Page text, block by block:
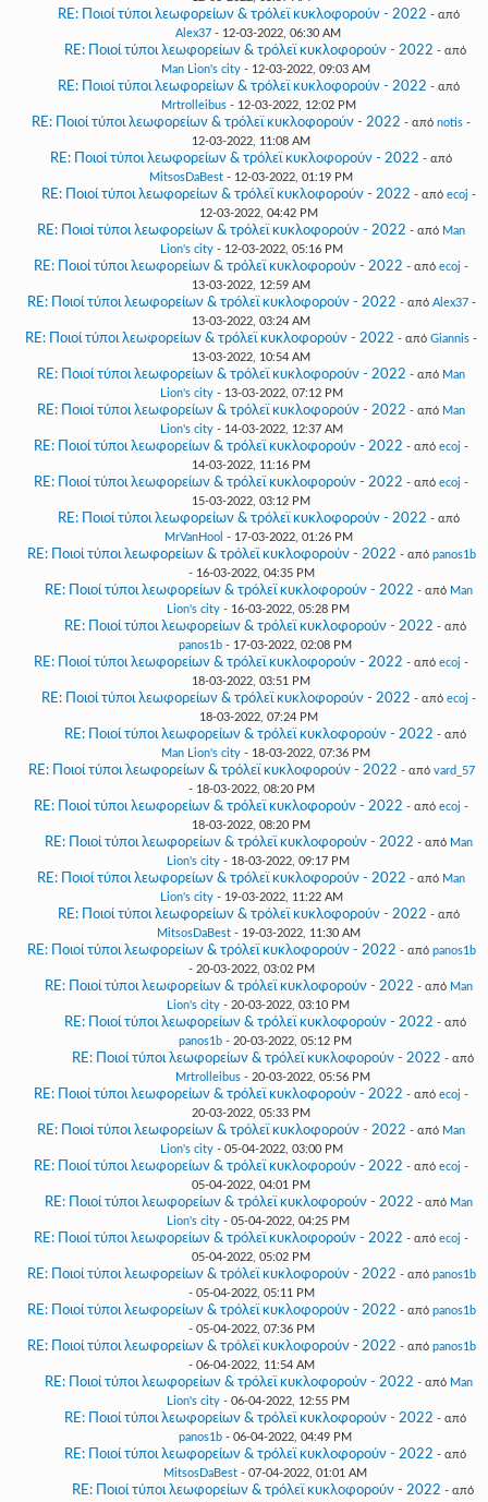
RE: Ποιοί τύποι λεωφορείων & τρόλεϊ κυκλοφορούν - 2022 - από
Alex37 - 12-03-2022, 06:30 AM
RE: Ποιοί τύποι λεωφορείων & τρόλεϊ κυκλοφορούν - 2022 - από
Man Lion's city- 12-03-2022, 09:03 AM
RE: Ποιοί τύποι λεωφορείων & τρόλεϊ κυκλοφορούν - 2022 - από
Mrtrolleibus- 12-03-2022, 12:02 PM
RE: Ποιοί τύποι λεωφορείων & τρόλεϊ κυκλοφορούν - 2022 - από notis -
12-03-2022, 11:08 AM
RE: Ποιοί τύποι λεωφορείων & τρόλεϊ κυκλοφορούν - 2022 - από
MitsosDaBest - 12-03-2022, 01:19 PM
RE: Ποιοί τύποι λεωφορείων & τρόλεϊ κυκλοφορούν - 2022 - από ecoj -
12-03-2022, 04:42 PM
RE: Ποιοί τύποι λεωφορείων & τρόλεϊ κυκλοφορούν - 2022 - από Man
Lion's city- 12-03-2022, 05:16 PM
RE: Ποιοί τύποι λεωφορείων & τρόλεϊ κυκλοφορούν - 2022 - από ecoj -
13-03-2022, 12:59 AM
RE: Ποιοί τύποι λεωφορείων & τρόλεϊ κυκλοφορούν - 2022 - από Alex37-
13-03-2022, 03:24 AM
RE: Ποιοί τύποι λεωφορείων & τρόλεϊ κυκλοφορούν - 2022 - από Giannis -
13-03-2022, 10:54 AM
RE: Ποιοί τύποι λεωφορείων & τρόλεϊ κυκλοφορούν - 2022 - από Man
Lion's city- 13-03-2022, 07:12 PM
RE: Ποιοί τύποι λεωφορείων & τρόλεϊ κυκλοφορούν - 2022 - από Man
Lion's city- 14-03-2022, 12:37 AM
RE: Ποιοί τύποι λεωφορείων & τρόλεϊ κυκλοφορούν - 2022 - από ecoj -
14-03-2022, 11:16 PM
RE: Ποιοί τύποι λεωφορείων & τρόλεϊ κυκλοφορούν - 2022 - από ecoj -
15-03-2022, 03:12 PM
RE: Ποιοί τύποι λεωφορείων & τρόλεϊ κυκλοφορούν - 2022 - από
MrVanHool - 17-03-2022, 01:26 PM
RE: Ποιοί τύποι λεωφορείων & τρόλεϊ κυκλοφορούν - 2022 - από panos1b
- 16-03-2022, 04:35 PM
RE: Ποιοί τύποι λεωφορείων & τρόλεϊ κυκλοφορούν - 2022 - από Man
Lion's city - 16-03-2022, 05:28 PM
RE: Ποιοί τύποι λεωφορείων & τρόλεϊ κυκλοφορούν - 2022 - από
panos1b - 17-03-2022, 02:08 PM
RE: Ποιοί τύποι λεωφορείων & τρόλεϊ κυκλοφορούν - 2022 - από ecoj -
18-03-2022, 03:51 PM
RE: Ποιοί τύποι λεωφορείων & τρόλεϊ κυκλοφορούν - 2022 - από ecoj -
18-03-2022, 07:24 PM
RE: Ποιοί τύποι λεωφορείων & τρόλεϊ κυκλοφορούν - 2022 - από
Man Lion's city- 18-03-2022, 07:36 PM
RE: Ποιοί τύποι λεωφορείων & τρόλεϊ κυκλοφορούν - 2022 - από vard_57
- 18-03-2022, 08:20 PM
RE: Ποιοί τύποι λεωφορείων & τρόλεϊ κυκλοφορούν - 2022 - από ecoj -
18-03-2022, 08:20 PM
RE: Ποιοί τύποι λεωφορείων & τρόλεϊ κυκλοφορούν - 2022 - από Man
Lion's city - 18-03-2022, 09:17 PM
RE: Ποιοί τύποι λεωφορείων & τρόλεϊ κυκλοφορούν - 2022 - από Man
Lion's city- 19-03-2022, 11:22 AM
RE: Ποιοί τύποι λεωφορείων & τρόλεϊ κυκλοφορούν - 2022 - από
MitsosDaBest- 19-03-2022, 11:30 AM
RE: Ποιοί τύποι λεωφορείων & τρόλεϊ κυκλοφορούν - 2022 - από panos1b
- 20-03-2022, 03:02 PM
RE: Ποιοί τύποι λεωφορείων & τρόλεϊ κυκλοφορούν - 2022 - από Man
Lion's city - 20-03-2022, 03:10 PM
RE: Ποιοί τύποι λεωφορείων & τρόλεϊ κυκλοφορούν - 2022 - από
panos1b - 20-03-2022, 05:12 PM
RE: Ποιοί τύποι λεωφορείων & τρόλεϊ κυκλοφορούν - 2022 - από
Mrtrolleibus- 20-03-2022, 05:56 PM
RE: Ποιοί τύποι λεωφορείων & τρόλεϊ κυκλοφορούν - 2022 - από ecoj -
20-03-2022, 05:33 PM
RE: Ποιοί τύποι λεωφορείων & τρόλεϊ κυκλοφορούν - 2022 - από Man
Lion's city- 05-04-2022, 03:00 PM
RE: Ποιοί τύποι λεωφορείων & τρόλεϊ κυκλοφορούν - 2022 - από ecoj -
05-04-2022, 04:01 PM
RE: Ποιοί τύποι λεωφορείων & τρόλεϊ κυκλοφορούν - 2022 - από Man
Lion's city - 05-04-2022, 04:25 PM
RE: Ποιοί τύποι λεωφορείων & τρόλεϊ κυκλοφορούν - 2022 - από ecoj -
05-04-2022, 05:02 PM
RE: Ποιοί τύποι λεωφορείων & τρόλεϊ κυκλοφορούν - 2022 - από panos1b
- 05-04-2022, 05:11 PM
RE: Ποιοί τύποι λεωφορείων & τρόλεϊ κυκλοφορούν - 2022 - από panos1b
- 05-04-2022, 07:36 PM
RE: Ποιοί τύποι λεωφορείων & τρόλεϊ κυκλοφορούν - 2022 - από panos1b
- 06-04-2022, 11:54 AM
RE: Ποιοί τύποι λεωφορείων & τρόλεϊ κυκλοφορούν - 2022 - από Man
Lion's city - 06-04-2022, 12:55 PM
RE: Ποιοί τύποι λεωφορείων & τρόλεϊ κυκλοφορούν - 2022 - από
panos1b - 06-04-2022, 04:49 PM
RE: Ποιοί τύποι λεωφορείων & τρόλεϊ κυκλοφορούν - 2022 - από
MitsosDaBest - 07-04-2022, 01:01 AM
RE: Ποιοί τύποι λεωφορείων & τρόλεϊ κυκλοφορούν - 2022 - από